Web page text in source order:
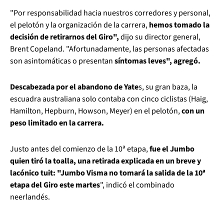
"Por responsabilidad hacia nuestros corredores y personal,
el pelotón y la organización de la carrera,hemos tomado la
decisión de retirarnos del Giro",dijo su director general,
Brent Copeland. "Afortunadamente, las personas afectadas
son asintomáticas o presentansíntomas leves", agregó.
Descabezada por el abandono de Yates, su gran baza, la
escuadra australiana solo contaba con cinco ciclistas (Haig,
Hamilton, Hepburn, Howson, Meyer) en el pelotón,con un
peso limitado en la carrera.
Justo antes del comienzo de la 10ª etapa,fue el Jumbo
quien tiró la toalla, una retirada explicada en un breve y
lacónico tuit: "Jumbo Visma no tomará la salida de la 10ª
etapa del Giro este martes", indicó el combinado
neerlandés.